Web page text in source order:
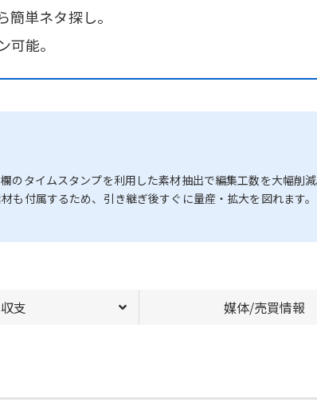
単ネタ探し。
能。
タイムスタンプを利用した素材抽出で編集工数を大幅削減
付属するため、引き継ぎ後すぐに量産・拡大を図れます。
収支 媒体/売買情報